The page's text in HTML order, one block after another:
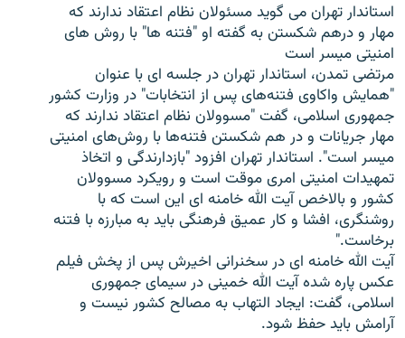
فرکانس‌ها
گزارش‌های تصویری
گزارش‌های ویدئویی
زنان فردا
English
به ما بپیوندید
زبان‌های دیگر
استاندار تهران می گوید مسئولان نظام اعتقاد ندارند که
مهار و درهم شکستن به گفته او "فتنه ها" با روش های
امنیتی میسر است
مرتضی تمدن، استاندار تهران در جلسه ای با عنوان
"همايش واكاوی فتنه‌های پس از انتخابات" در وزارت کشور
جمهوری اسلامی، گفت "مسوولان نظام اعتقاد ندارند كه
مهار جريانات و در هم شكستن فتنه‌ها با روش‌های امنيتی
ميسر است". استاندار تهران افزود "بازدارندگی و اتخاذ
تمهيدات امنيتی امری موقت است و رویکرد مسوولان
كشور و بالاخص آیت الله خامنه ای اين است كه با
روشنگری، افشا و كار عميق فرهنگی بايد به مبارزه با فتنه
برخاست."
آیت الله خامنه ای در سخنرانی اخیرش پس از پخش فیلم
عکس پاره شده آیت الله خمینی در سیمای جمهوری
اسلامی، گفت: ایجاد التهاب به مصالح کشور نیست و
آرامش باید حفظ شود.